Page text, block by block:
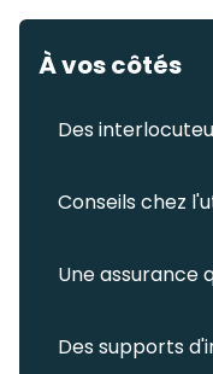
À vos côtés
Des
Conseils chez
Une assurance
Des supports